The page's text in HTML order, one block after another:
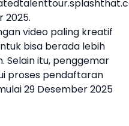
2025.
video paling kreatif
bisa berada lebih
Selain itu, penggemar
proses pendaftaran
29 Desember 2025